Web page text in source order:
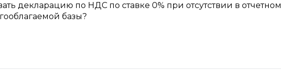
декларацию по НДС по ставке 0% при отсутствии в отчетном
базы?